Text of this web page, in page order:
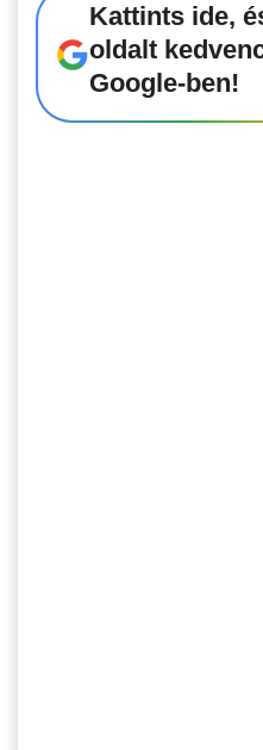
Kattints ide,
oldalt
Google-ben!